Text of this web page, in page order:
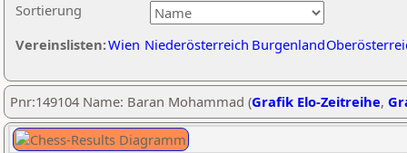
Sortierung
Vereinslisten:Wien Niederösterreich Burgenland
Pnr:149104 Name: Baran Mohammad (Grafik Elo-Zeitreihe,